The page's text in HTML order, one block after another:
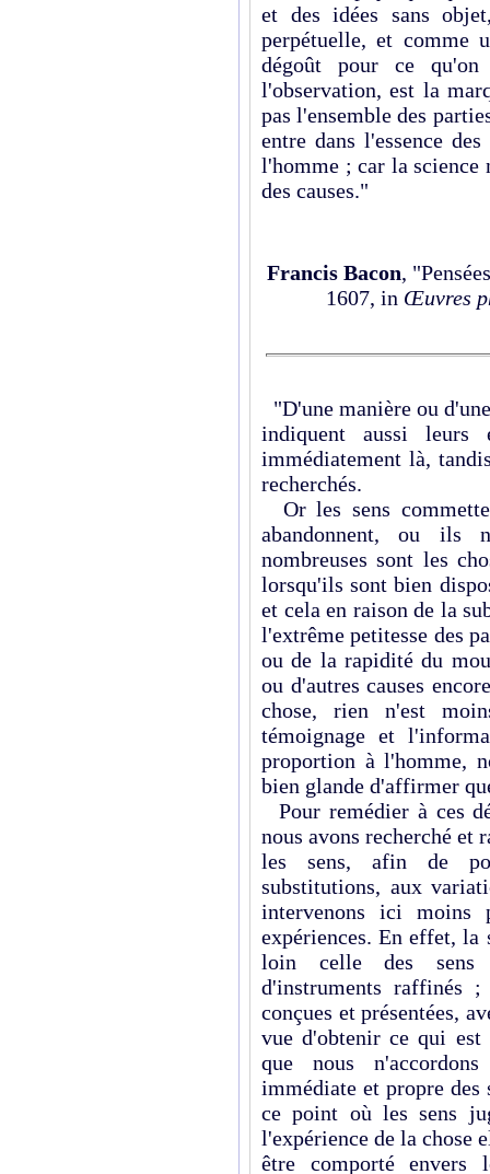
et des idées sans
perpétuelle, et comme
dégoût pour ce qu'on
l'observation, est la
pas l'ensemble des
entre dans l'essence
l'homme ; car la science
des causes."
Francis Bacon,
1607, in Œuvres
"D'une manière ou
indiquent aussi
immédiatement là,
recherchés.
Or les sens
abandonnent, ou ils
nombreuses sont les
lorsqu'ils sont bien
et cela en raison de la
l'extrême petitesse des
ou de la rapidité du
ou d'autres causes
chose, rien n'est
témoignage et
proportion à l'homme,
bien glande d'affirmer
Pour remédier à ces
nous avons recherché et
les sens, afin de
substitutions, aux
intervenons ici moins
expériences. En effet, la
loin celle des sens
d'instruments raffinés ;
conçues et présentées,
vue d'obtenir ce qui est
que nous
immédiate et propre des
ce point où les sens
l'expérience de la chose
être comporté envers